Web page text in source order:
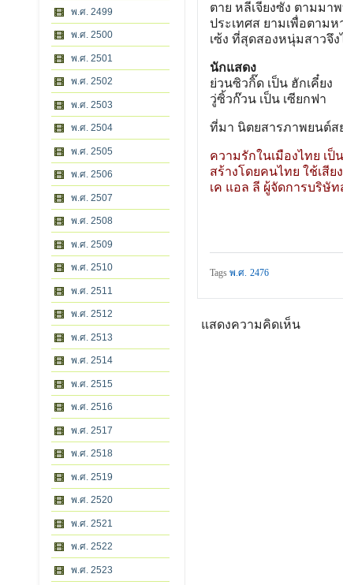
พ.ศ. 2499
พ.ศ. 2500
พ.ศ. 2501
พ.ศ. 2502
พ.ศ. 2503
พ.ศ. 2504
พ.ศ. 2505
พ.ศ. 2506
พ.ศ. 2507
พ.ศ. 2508
พ.ศ. 2509
พ.ศ. 2510
พ.ศ. 2511
พ.ศ. 2512
พ.ศ. 2513
พ.ศ. 2514
พ.ศ. 2515
พ.ศ. 2516
พ.ศ. 2517
พ.ศ. 2518
พ.ศ. 2519
พ.ศ. 2520
พ.ศ. 2521
พ.ศ. 2522
พ.ศ. 2523
ตาย หลีเจียงซัง ตามม
ประเทศส ยามเพื่อตาม
เซ้ง ที่สุดสองหนุ่มสาวจึ
นักแสดง
ย่วนซิวกิ๊ด เป็น ฮักเคี๋ยง
วู่ซิ้วก๊วน เป็น เซียกฟา
ที่มา นิตยสารภาพยนต์ส
ความรักในเมืองไทย เ
สร้างโดยคนไทย ใช้เสี
เค แอล ลี ผู้จัดการบริษั
Tagsพ.ศ. 2476
แสดงความคิดเห็น